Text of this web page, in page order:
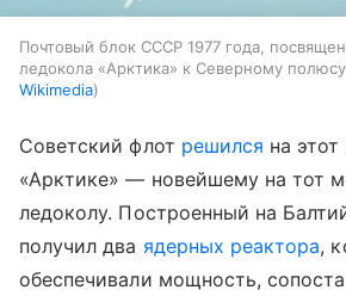
Почтовый блок СССР 1977 года,
ледокола «Арктика» к Северному полюсу
Wikimedia
Советский флот решился на
«Арктике» — новейшему на тот
ледоколу. Построенный на
получил два ядерных реактора,
обеспечивали мощность,